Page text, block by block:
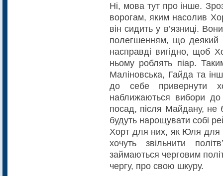
Ні, мова тут про інше.
ворогам, яким насолив
він сидить у в’язниці.
полегшенням, що деякий
насправді вигідно, щоб
ньому роблять піар.
Маліновська, Гайда та
до себе привернути
наближаються вибори до
посад, після Майдану, не
будуть нарощувати собі
Хорт для них, як Юля для
хочуть звільнити
займаються черговим
чергу, про свою шкуру.